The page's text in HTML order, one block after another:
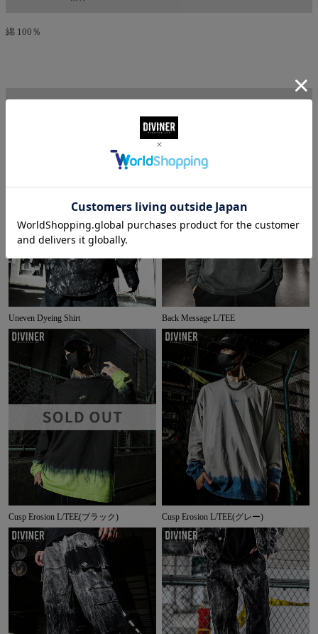
綿 100％
CODENATION
Uneven Dyeing Shirt Back Message L/TEE
Cusp Erosion L/TEE(ブラック) Cusp Erosion L/TEE(グレー)